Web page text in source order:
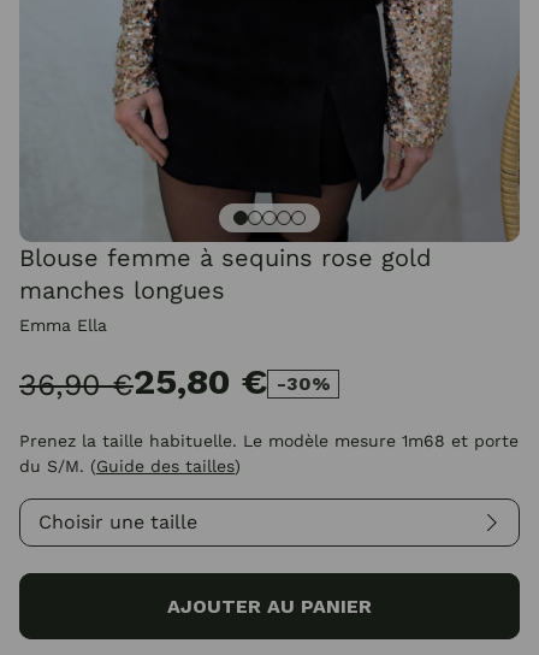
Blouse femme à sequins rose gold
manches longues
Emma Ella
36,90 €25,80 € -30%
Prenez la taille habituelle. Le modèle mesure 1m68 et porte
du S/M. (Guide des tailles)
Choisir une taille
AJOUTER AU PANIER